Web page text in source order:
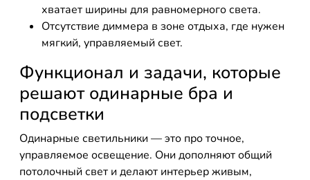
хватает ширины для равномерного света.
Отсутствие диммера в зоне отдыха, где нужен
мягкий, управляемый свет.
Функционал и задачи, которые
решают одинарные бра и
подсветки
Одинарные светильники — это про точное,
управляемое освещение. Они дополняют общий
потолочный свет и делают интерьер живым,